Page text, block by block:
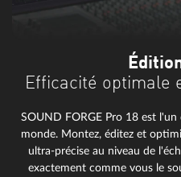
Efficacité optimale
SOUND FORGE Pro 18 est
monde. Montez, éditez et
ultra-précise au niveau de
exactement comme vous le